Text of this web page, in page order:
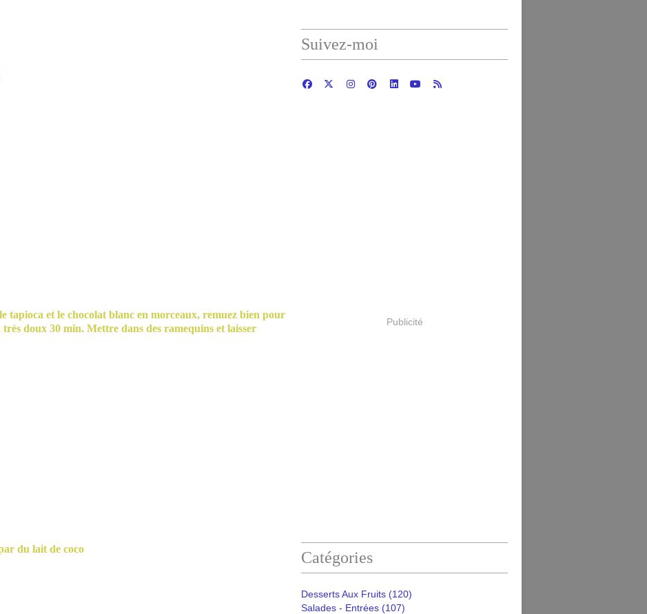
tapioca et le chocolat blanc en morceaux, remuez bien pour
doux 30 min. Mettre dans des ramequins et laisser
du lait de coco
Suivez-moi
Publicité
Catégories
Desserts Aux Fruits (120)
Salades - Entrées (107)